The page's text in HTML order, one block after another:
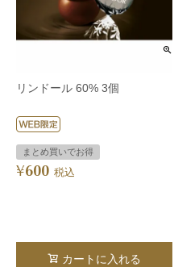
リンドール 60% 3個
まとめ買いでお得
¥600 税込
カートに入れる